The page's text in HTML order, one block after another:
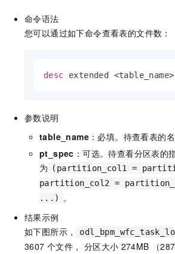
命令语法
您可以通过如下命令查看表的文件数：
desc extended <table_name>
参数说明
table_name ：必填。待查看表的名
pt_spec ：可选。待查看分区表的
为
(partition_col1 =
partition_col2 =
...)
。
结果示例
如下图所示，
3607 个文件， 分区大小 274MB （